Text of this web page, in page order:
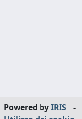
Powered byIRIS -